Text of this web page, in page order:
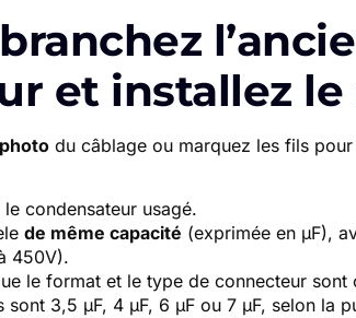
et installez le
du câblage ou marquez les fils
condensateur usagé.
de même capacité (exprimée en µF),
450V).
le format et le type de connecteur sont
3,5 µF, 4 µF, 6 µF ou 7 µF, selon la